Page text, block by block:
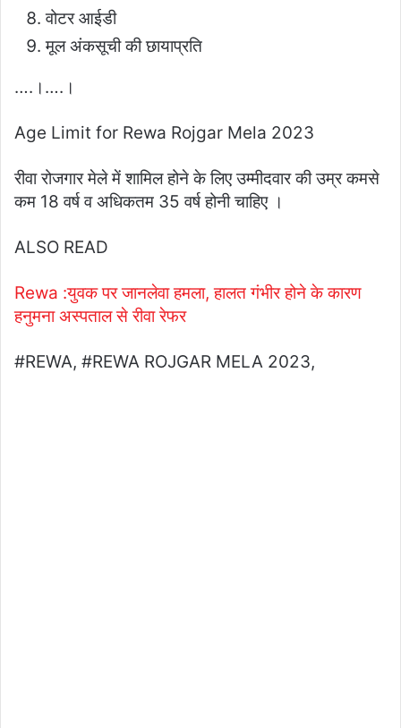
वोटर आईडी
मूल अंकसूची की छायाप्रति
….।….।
Age Limit for Rewa Rojgar Mela 2023
रीवा रोजगार मेले में शामिल होने के लिए उम्मीदवार की उम्र कमसे
कम 18 वर्ष व अधिकतम 35 वर्ष होनी चाहिए ।
ALSO READ
Rewa :युवक पर जानलेवा हमला, हालत गंभीर होने के कारण
हनुमना अस्पताल से रीवा रेफर
#REWA, #REWA ROJGAR MELA 2023,